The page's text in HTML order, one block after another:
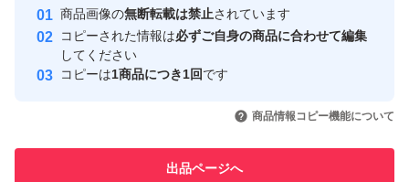
安心取引出品者
心・安全なユーザーです
取引実績
引を完了させた実績があります
での取引実績があります
商品画像の無断転載は禁止されています
コピーされた情報は必ずご自身の商品に合わせて編集
してください
コピーは1商品につき1回です
商品情報コピー機能について
出品ページへ